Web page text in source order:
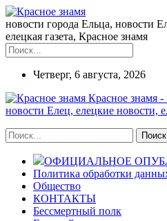
новости города Ельца, новости
елецкая газета, Красное знамя
Четверг, 6 августа, 2026
Красное знамя -
новости Елец, елецкие новости,
ОФИЦИАЛЬНОЕ
Политика обработки
Общество
КОНТАКТЫ
Бессмертный полк